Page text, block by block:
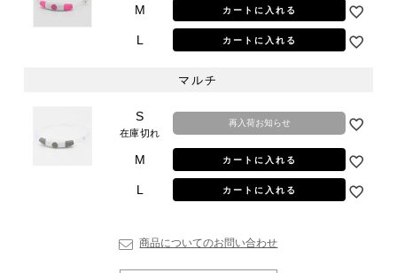
M カートに入れる
L カートに入れる
マルチ
S
在庫切れ
再入荷お知らせ
M カートに入れる
L カートに入れる
商品についてのお問い合わせ